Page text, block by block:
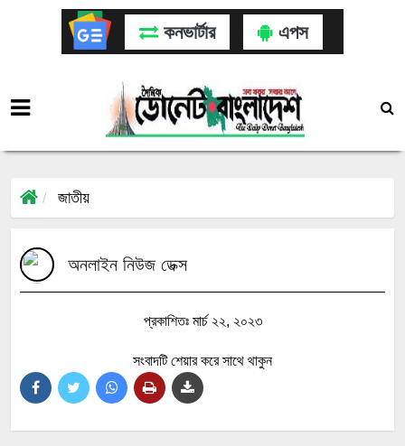
কনভার্টার এপস
জাতীয়
অনলাইন নিউজ ডেক্স
প্রকাশিতঃ মার্চ ২২, ২০২৩
সংবাদটি শেয়ার করে সাথে থাকুন